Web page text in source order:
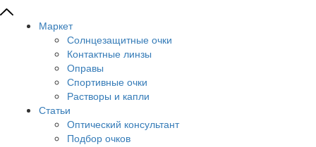
Маркет
Солнцезащитные очки
Контактные линзы
Оправы
Спортивные очки
Растворы и капли
Статьи
Оптический консультант
Подбор очков